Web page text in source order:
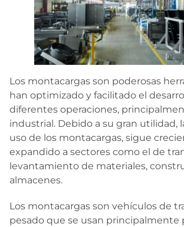
Los montacargas son poderosas
han optimizado y facilitado el
diferentes operaciones,
industrial. Debido a su gran utilidad,
uso de los montacargas, sigue
expandido a sectores como el de
levantamiento de materiales,
almacenes.
Los montacargas son vehículos de
pesado que se usan principalmente